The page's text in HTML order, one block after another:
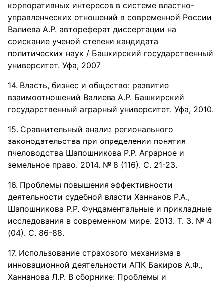
корпоративных интересов в системе властно-
управленческих отношений в современной России
Валиева А.Р. автореферат диссертации на
соискание ученой степени кандидата
политических наук / Башкирский государственный
университет. Уфа, 2007
Власть, бизнес и общество: развитие
взаимоотношений Валиева А.Р. Башкирский
государственный аграрный университет. Уфа, 2010.
Сравнительный анализ регионального
законодательства при определении понятия
пчеловодства Шапошникова Р.Р. Аграрное и
земельное право. 2014. № 8 (116). С. 21-23.
Проблемы повышения эффективности
деятельности судебной власти Ханнанов Р.А.,
Шапошникова Р.Р. Фундаментальные и прикладные
исследования в современном мире. 2013. Т. 3. № 4
(04). С. 86-88.
Использование страхового механизма в
инновационной деятельности АПК Бакиров А.Ф.,
Ханнанова Л.Р. В сборнике: Проблемы и